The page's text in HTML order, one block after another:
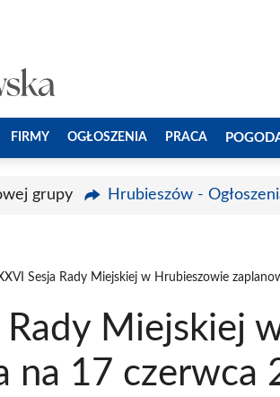
FIRMY OGŁOSZENIA PRACA
grupy Hrubieszów -
Sesja Rady Miejskiej w Hrubieszowie
Rady Miejskiej
na 17 czerwca